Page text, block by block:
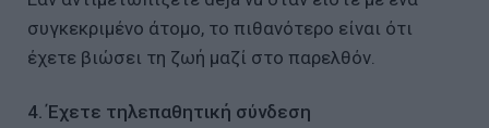
συγκεκριμένο άτομο, το πιθανότερο είναι ότι
έχετε βιώσει τη ζωή μαζί στο παρελθόν.
4. Έχετε τηλεπαθητική σύνδεση